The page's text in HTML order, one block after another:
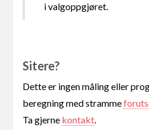
i valgoppgjøret.
Sitere?
Dette er ingen måling eller
beregning med stramme
Ta gjerne kontakt.